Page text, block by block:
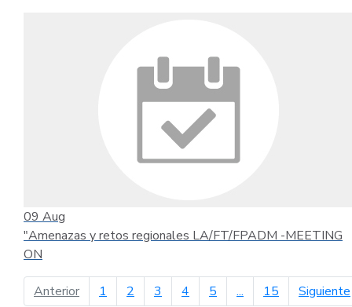
09 Aug
"Amenazas y retos regionales LA/FT/FPADM -MEETING
ON
Anteriorpágina anterior
1 2 3 4 5 ... 15 Siguiente